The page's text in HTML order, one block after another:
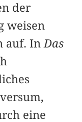
der
weisen
auf. In Das
eine